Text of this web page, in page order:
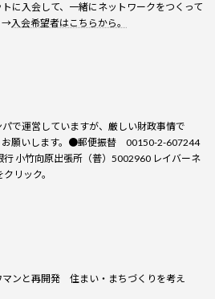
に入会して、一緒にネットワークをつくって
→入会希望者はこちらから。
で運営していますが、厳しい財政事情で
お願いします。●郵便振替 00150-2-607244
小竹向原出張所（普）5002960 レイバーネ
リック。
マンと再開発 住まい・まちづくりを考え